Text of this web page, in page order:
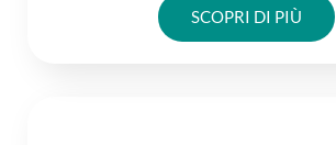
SCOPRI DI PIÙ